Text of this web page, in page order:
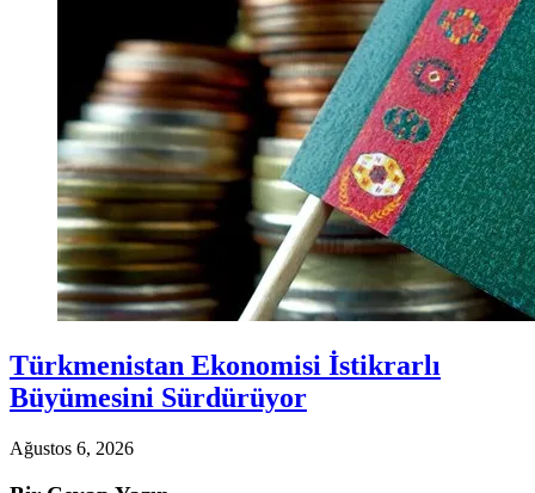
Türkmenistan Ekonomisi İstikrarlı
Büyümesini Sürdürüyor
Ağustos 6, 2026